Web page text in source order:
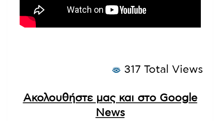
317 Total Views
Ακολουθήστε μας και στο Google
News